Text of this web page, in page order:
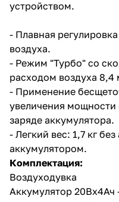
устройством.
- Плавная
воздуха.
- Режим "Турбо" со
расходом воздуха
- Применение
увеличения
заряде аккумулятора.
- Легкий вес: 1,7 кг
аккумулятором.
Комплектация:
Воздуходувка
Аккумулятор 20Вх4Ач